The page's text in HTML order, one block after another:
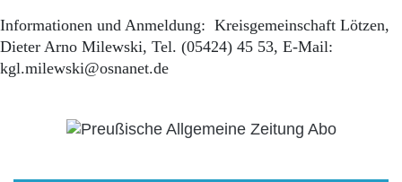
Informationen und Anmeldung: Kreisgemeinschaft Lötzen,
Dieter Arno Milewski, Tel. (05424) 45 53, E-Mail:
kgl.milewski@osnanet.de